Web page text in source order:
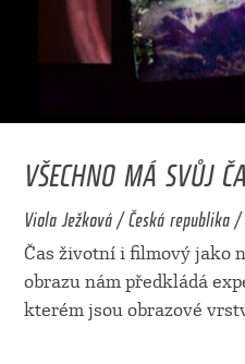
VŠECHNO MÁ SVŮJ
Viola Ježková / Česká republika
Čas životní i filmový jako
obrazu nám předkládá
kterém jsou obrazové